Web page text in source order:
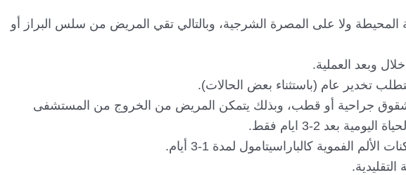
المحيطة ولا على المصرة الشرجية، وبالتالي تقي المريض من سلس البراز أو
وبعد العملية.
تخدير عام (باستثناء بعض الحالات).
شقوق جراحية أو قطب، وبذلك يتمكن المريض من الخروج من المستشفى
بعد 2-3 ايام فقط.
الفموية كالباراسيتامول لمدة 1-3 أيام.